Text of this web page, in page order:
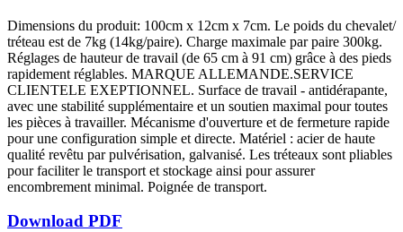
Dimensions du produit: 100cm x 12cm x 7cm. Le poids du chevalet/
tréteau est de 7kg (14kg/paire). Charge maximale par paire 300kg.
Réglages de hauteur de travail (de 65 cm à 91 cm) grâce à des pieds
rapidement réglables. MARQUE ALLEMANDE.SERVICE
CLIENTELE EXEPTIONNEL. Surface de travail - antidérapante,
avec une stabilité supplémentaire et un soutien maximal pour toutes
les pièces à travailler. Mécanisme d'ouverture et de fermeture rapide
pour une configuration simple et directe. Matériel : acier de haute
qualité revêtu par pulvérisation, galvanisé. Les tréteaux sont pliables
pour faciliter le transport et stockage ainsi pour assurer
encombrement minimal. Poignée de transport.
Download PDF